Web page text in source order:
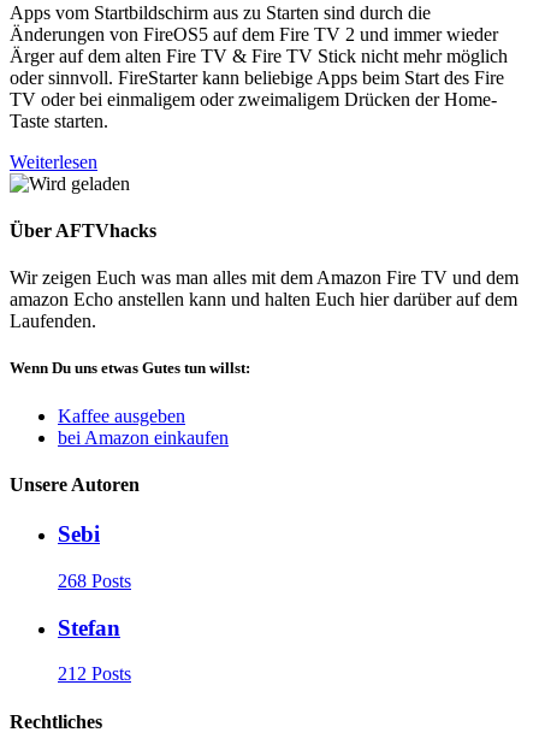
Apps vom Startbildschirm aus zu Starten sind durch die
Änderungen von FireOS5 auf dem Fire TV 2 und immer wieder
Ärger auf dem alten Fire TV & Fire TV Stick nicht mehr möglich
oder sinnvoll. FireStarter kann beliebige Apps beim Start des Fire
TV oder bei einmaligem oder zweimaligem Drücken der Home-
Taste starten.
Weiterlesen
Über AFTVhacks
Wir zeigen Euch was man alles mit dem Amazon Fire TV und dem
amazon Echo anstellen kann und halten Euch hier darüber auf dem
Laufenden.
Wenn Du uns etwas Gutes tun willst:
Kaffee ausgeben
bei Amazon einkaufen
Unsere Autoren
Sebi
268 Posts
Stefan
212 Posts
Rechtliches